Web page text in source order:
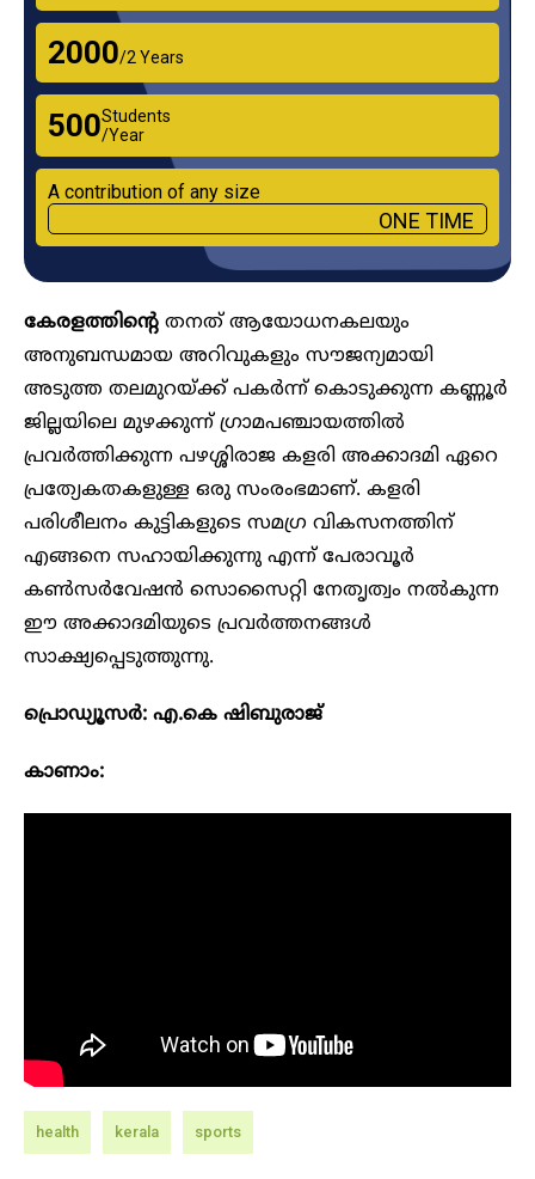
₹2000/2 Years
₹500Students
/Year
A contribution of any size
ONE TIME
കേരളത്തിന്റെ തനത് ആയോധനകലയും
അനുബന്ധമായ അറിവുകളും സൗജന്യമായി
അടുത്ത തലമുറയ്ക്ക് പകർന്ന് കൊടുക്കുന്ന കണ്ണൂർ
ജില്ലയിലെ മുഴക്കുന്ന് ​ഗ്രാമപഞ്ചായത്തിൽ
പ്രവർത്തിക്കുന്ന പഴശ്ശിരാജ കളരി അക്കാദമി ഏറെ
പ്രത്യേകതകളുള്ള ഒരു സംരംഭമാണ്. കളരി
പരിശീലനം കുട്ടികളുടെ സമഗ്ര വികസനത്തിന്
എങ്ങനെ സഹായിക്കുന്നു എന്ന് പേരാവൂർ
കൺസർവേഷൻ സൊസൈറ്റി നേതൃത്വം നൽകുന്ന
ഈ അക്കാദമിയുടെ പ്രവർത്തനങ്ങൾ
സാക്ഷ്യപ്പെടുത്തുന്നു.
പ്രൊഡ്യൂസർ: എ.കെ ഷിബുരാജ്
കാണാം:
health kerala sports